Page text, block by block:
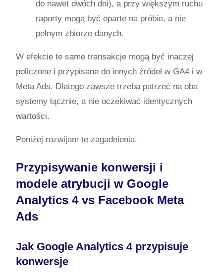
do nawet dwóch dni), a przy większym ruchu
raporty mogą być oparte na próbie, a nie
pełnym zbiorze danych.
W efekcie te same transakcje mogą być inaczej
policzone i przypisane do innych źródeł w GA4 i w
Meta Ads. Dlatego zawsze trzeba patrzeć na oba
systemy łącznie, a nie oczekiwać identycznych
wartości.
Poniżej rozwijam te zagadnienia.
Przypisywanie konwersji i
modele atrybucji w Google
Analytics 4 vs Facebook Meta
Ads
Jak Google Analytics 4 przypisuje
konwersje